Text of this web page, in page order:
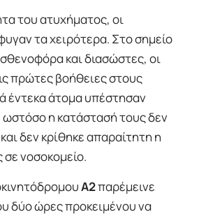
του ατυχήματος, οι
τα χειρότερα. Στο σημείο
και διασώστες, οι
πρώτες βοήθειες στους
έντεκα άτομα υπέστησαν
η κατάστασή τους δεν
δεν κρίθηκε απαραίτητη η
νοσοκομείο.
A2παρέμεινε
δύο ώρες προκειμένου να